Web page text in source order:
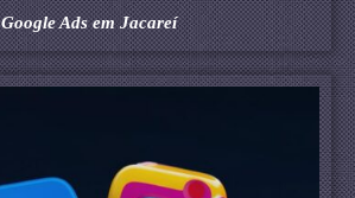
Google Ads em Jacareí